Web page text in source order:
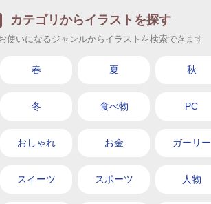
カテゴリからイラストを探す
使いになるジャンルからイラストを検索できます
春 夏 秋
冬 食べ物 PC
おしゃれ お金 ガーリー
スイーツ スポーツ 人物